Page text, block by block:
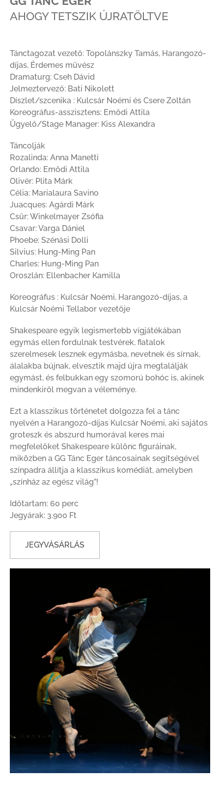
AHOGY TETSZIK ÚJRATÖLTVE
Tánctagozat vezető: Topolánszky Tamás, Harangozó-
díjas, Érdemes művész
Dramaturg: Cseh Dávid
Jelmeztervező: Bati Nikolett
Díszlet/szcenika : Kulcsár Noémi és Csere Zoltán
Koreográfus-asszisztens: Emődi Attila
Ügyelő/Stage Manager: Kiss Alexandra
Táncolják
Rozalinda: Anna Manetti
Orlando: Emődi Attila
Olivér: Plita Márk
Célia: Marialaura Savino
Juacques: Agárdi Márk
Csűr: Winkelmayer Zsófia
Csavar: Varga Dániel
Phoebe: Szénási Dolli
Silvius: Hung-Ming Pan
Charles: Hung-Ming Pan
Oroszlán: Ellenbacher Kamilla
Koreográfus : Kulcsár Noémi, Harangozó-díjas, a
Kulcsár Noémi Tellabor vezetője
Shakespeare egyik legismertebb vígjátékában
egymás ellen fordulnak testvérek, fiatalok
szerelmesek lesznek egymásba, nevetnek és sírnak,
álalakba bújnak, elvesztik majd újra megtalálják
egymást, és felbukkan egy szomorú bohóc is, akinek
mindenkiről megvan a véleménye.
Ezt a klasszikus történetet dolgozza fel a tánc
nyelvén a Harangozó-díjas Kulcsár Noémi, aki sajátos
groteszk és abszurd humorával keres mai
megfelelőket Shakespeare különc figuráinak,
miközben a GG Tánc Eger táncosainak segítségével
színpadra állítja a klasszikus komédiát, amelyben
„színház az egész világ”!
Időtartam: 60 perc
Jegyárak: 3.900 Ft
JEGYVÁSÁRLÁS